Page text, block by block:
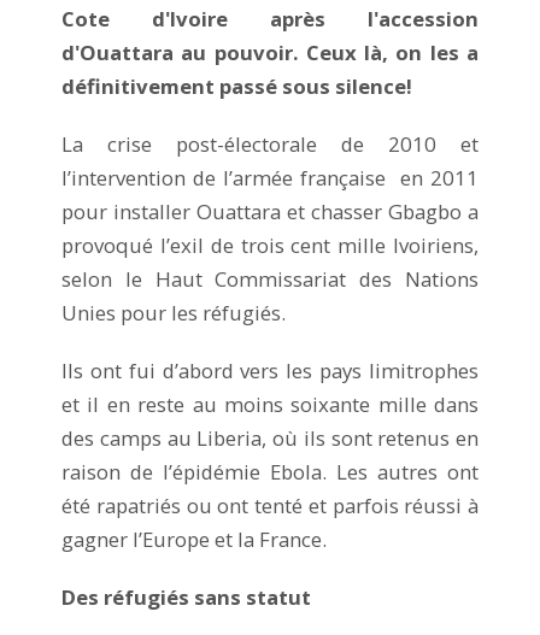
Cote d'Ivoire après l'accession
d'Ouattara au pouvoir. Ceux là, on les a
définitivement passé sous silence!
La crise post-électorale de 2010 et
l’intervention de l’armée française en 2011
pour installer Ouattara et chasser Gbagbo a
provoqué l’exil de trois cent mille Ivoiriens,
selon le Haut Commissariat des Nations
Unies pour les réfugiés.
Ils ont fui d’abord vers les pays limitrophes
et il en reste au moins soixante mille dans
des camps au Liberia, où ils sont retenus en
raison de l’épidémie Ebola. Les autres ont
été rapatriés ou ont tenté et parfois réussi à
gagner l’Europe et la France.
Des réfugiés sans statut